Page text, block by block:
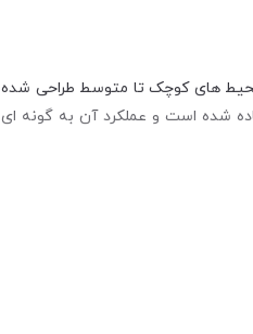
در محیط های کوچک تا متوسط طراحی شده
شده است و عملکرد آن به گونه ای